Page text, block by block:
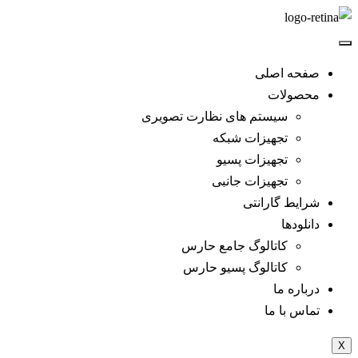
صفحه اصلی
محصولات
سیستم های نظارت تصویری
تجهیزات شبکه
تجهیزات پسیو
تجهیزات جانبی
شرایط گارانتی
دانلود‌ها
کاتالوگ جامع حارس
کاتالوگ پسیو حارس
درباره ما
تماس با ما
X